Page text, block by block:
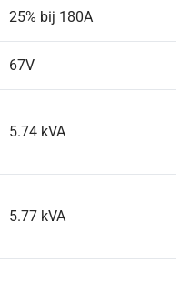
25% bij 180A
67V
5.74 kVA
5.77 kVA